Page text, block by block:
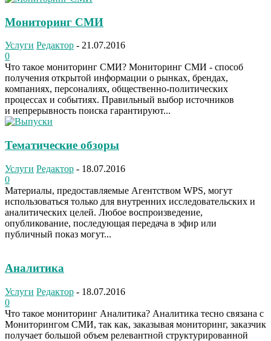
Мониторинг СМИ
Услуги Редактор - 21.07.2016
0
Что такое мониторинг СМИ? Мониторинг СМИ - способ
получения открытой информации о рынках, брендах,
компаниях, персоналиях, общественно-политических
процессах и событиях. Правильный выбор источников
и непрерывность поиска гарантируют...
Тематические обзоры
Услуги Редактор - 18.07.2016
0
Материалы, предоставляемые Агентством WPS, могут
использоваться только для внутренних исследовательских и
аналитических целей. Любое воспроизведение,
опубликование, последующая передача в эфир или
публичный показ могут...
Аналитика
Услуги Редактор - 18.07.2016
0
Что такое мониторинг Аналитика? Аналитика тесно связана с
Мониторингом СМИ, так как, заказывая мониторинг, заказчик
получает большой объем релевантной структурированной